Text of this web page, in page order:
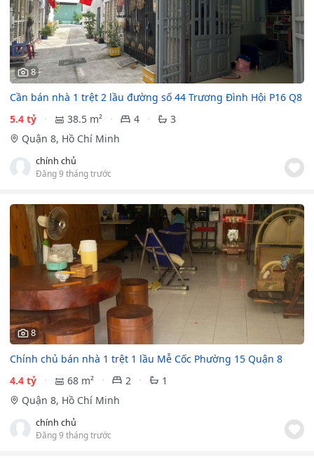
8
Cần bán nhà 1 trệt 2 lầu đường số 44 Trương Đình Hội P16 Q8
5.4 tỷ
38.5 m² 4
3
Quận 8, Hồ Chí Minh
chính chủ
Đăng 9 tháng trước
8
Chính chủ bán nhà 1 trệt 1 lầu Mễ Cốc Phường 15 Quận 8
4.4 tỷ
68 m² 2
1
Quận 8, Hồ Chí Minh
chính chủ
Đăng 9 tháng trước